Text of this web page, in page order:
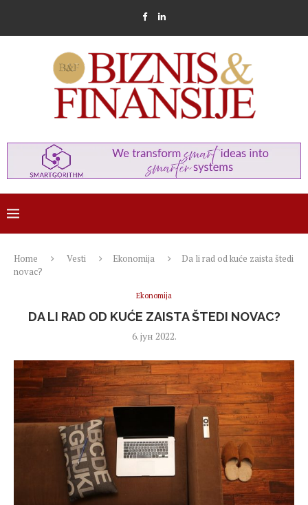
Home Vesti Ekonomija
Da li rad od kuće zaista štedi
novac?
Ekonomija
DA LI RAD OD KUĆE ZAISTA ŠTEDI NOVAC?
6. јун 2022.